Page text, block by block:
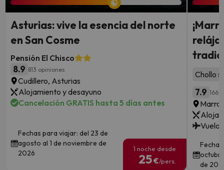
Asturias: vive la esencia del norte
en San Cosme
Pensión El Chisco
8.9 813 opiniones
Cudillero, Asturias
Alojamiento y desayuno
Cancelación GRATIS hasta 5 días antes
Fechas para viajar: del 23 de
agosto al 1 de noviembre de
2026
1 noche desde
25€/pers.
Chollo
7.9 166
de